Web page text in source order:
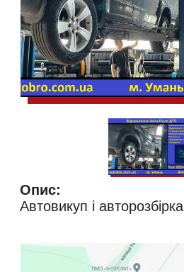
Опис:
Автовикуп і авторозбірка